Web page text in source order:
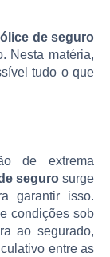
de seguro
Nesta matéria,
tudo o que
de extrema
seguro surge
garantir isso.
condições sob
ao segurado,
entre as